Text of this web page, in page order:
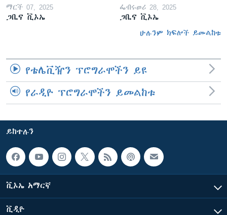
ማርች 07, 2025
ጋቢና ቪኦኤ
ፌብሩወሪ 28, 2025
ጋቢና ቪኦኤ
ሁሉንም ክፍሎች ይመልከቱ
የቴሌቪዥን ፕሮግራሞችን ይዩ
የራዲዮ ፕሮግራሞችን ይመልከቱ
ይከተሉን
ቪኦኤ አማርኛ
ቪዲዮ